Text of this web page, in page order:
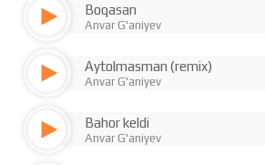
Boqasan
Anvar G'aniyev
Aytolmasman (remix)
Anvar G'aniyev
Bahor keldi
Anvar G'aniyev